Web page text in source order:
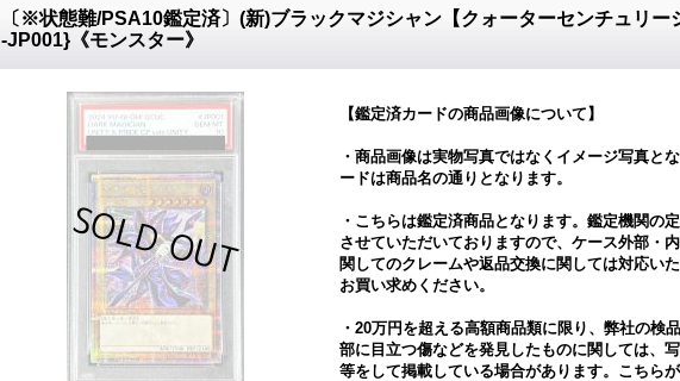
〔※状態難/PSA10鑑定済〕(新)ブラックマジシャン【クォーターセンチュリー
-JP001}《モンスター》
【鑑定済カードの商品画像について】
・商品画像は実物写真ではなくイメージ写真と
ードは商品名の通りとなります。
・こちらは鑑定済商品となります。鑑定機関の
させていただいておりますので、ケース外部・
関してのクレームや返品交換に関しては対応い
お買い求めください。
・20万円を超える高額商品類に限り、弊社の検
部に目立つ傷などを発見したものに関しては、
等をして掲載している場合があります。こちら